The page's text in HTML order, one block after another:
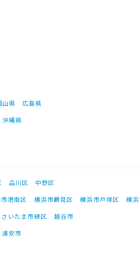
山県
広島県
沖縄県
品川区
中野区
港南区 横浜市鶴見区 横浜市戸塚区
横
さいたま市緑区
越谷市
浦安市